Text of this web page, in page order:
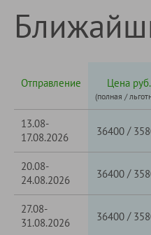
Отправление Цена руб.
(полная /
13.08-
17.08.2026
36400 /
20.08-
24.08.2026
36400 /
27.08-
31.08.2026
36400 /